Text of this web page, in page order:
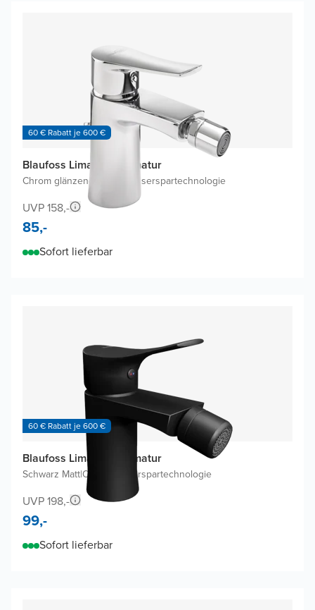
60 € Rabatt je 600 €
Blaufoss Lima Bidetarmatur
Chrom glänzend Ohne Wasserspartechnologie
UVP 158,-
85,-
Sofort lieferbar
60 € Rabatt je 600 €
Blaufoss Lima Bidetarmatur
Schwarz Matt|Ohne Wasserspartechnologie
UVP 198,-
99,-
Sofort lieferbar